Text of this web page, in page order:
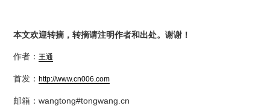
本文欢迎转摘，转摘请注明作者和出处。谢谢！
作者： 王通
首发：http://www.cn006.com
邮箱：wangtong#tongwang.cn